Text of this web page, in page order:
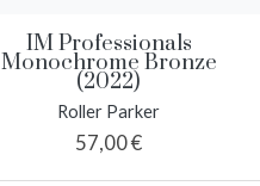
IM Professionals
Monochrome Bronze
(2022)
Roller Parker
57,00 €